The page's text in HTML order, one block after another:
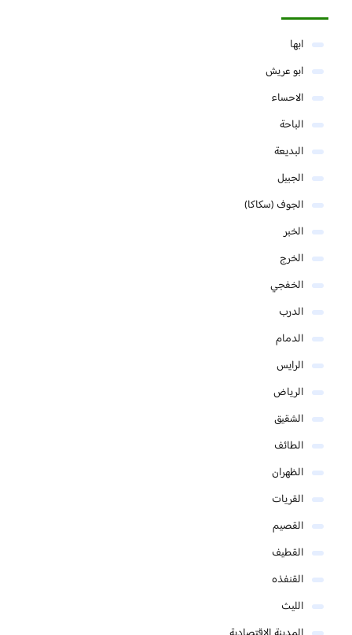
ابها
ابو عريش
الاحساء
الباحة
البديعة
الجبيل
الجوف (سكاكا)
الخبر
الخرج
الخفجي
الدرب
الدمام
الرايس
الرياض
الشقيق
الطائف
الظهران
القريات
القصيم
القطيف
القنفذه
الليث